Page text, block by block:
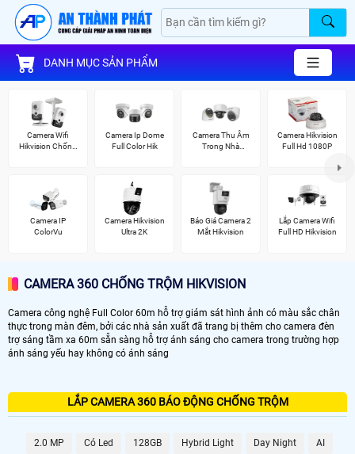
DANH MỤC SẢN PHẨM
Camera Wifi
Hikvision Chống
Camera Ip Dome
Full Color Hik
Camera Thu Âm
Trong Nhà
Camera Hikvision
Full Hd 1080P
Camera IP
ColorVu
Camera Hikvision
Ultra 2K
Báo Giá Camera 2
Mắt Hikvision
Lắp Camera Wifi
Full HD Hikvision
CAMERA 360 CHỐNG TRỘM HIKVISION
Camera công nghệ Full Color 60m hỗ trợ giám sát hình ảnh có màu sắc chân
thực trong màn đêm, bởi các nhà sản xuất đã trang bị thêm cho camera đèn
trợ sáng tầm xa 60m sẵn sàng hỗ trợ ánh sáng cho camera trong trường hợp
ánh sáng yếu hay không có ánh sáng
LẮP CAMERA 360 BÁO ĐỘNG CHỐNG TRỘM
2.0 MP Có Led 128GB Hybrid Light Day Night AI